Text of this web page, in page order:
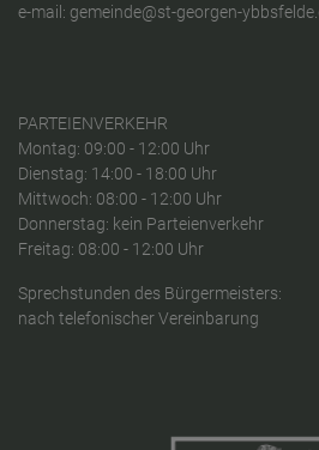
e-mail: gemeinde@st-georgen-
PARTEIENVERKEHR
Montag: 09:00 - 12:00 Uhr
Dienstag: 14:00 - 18:00 Uhr
Mittwoch: 08:00 - 12:00 Uhr
Donnerstag: kein Parteienverkehr
Freitag: 08:00 - 12:00 Uhr
Sprechstunden des Bürgermeisters:
nach telefonischer Vereinbarung